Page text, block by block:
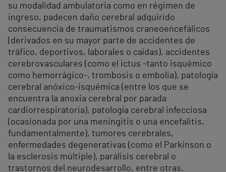
su modalidad ambulatoria como en régimen de
ingreso, padecen daño cerebral adquirido
consecuencia de traumatismos craneoencefálicos
(derivados en su mayor parte de accidentes de
tráfico, deportivos, laborales o caídas), accidentes
cerebrovasculares (como el ictus -tanto isquémico
como hemorrágico-, trombosis o embolia), patología
cerebral anóxico-isquémica (entre los que se
encuentra la anoxia cerebral por parada
cardiorrespiratoria), patología cerebral infecciosa
(ocasionada por una meningitis o una encefalitis,
fundamentalmente), tumores cerebrales,
enfermedades degenerativas (como el Parkinson o
la esclerosis múltiple), parálisis cerebral o
trastornos del neurodesarrollo, entre otras.